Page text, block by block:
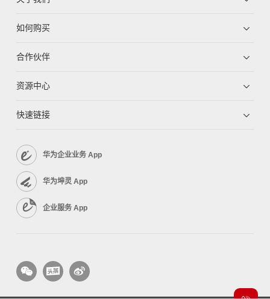
如何购买
合作伙伴
资源中心
快速链接
华为企业业务 App
华为坤灵 App
企业服务 App